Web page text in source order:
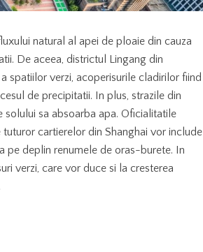
natural al apei de ploaie din cauza
De aceea, districtul Lingang din
spatiilor verzi, acoperisurile cladirilor fiind
de precipitatii. In plus, strazile din
sa absoarba apa. Oficialitatile
cartierelor din Shanghai vor include
pe deplin renumele de oras-burete. In
verzi, care vor duce si la cresterea